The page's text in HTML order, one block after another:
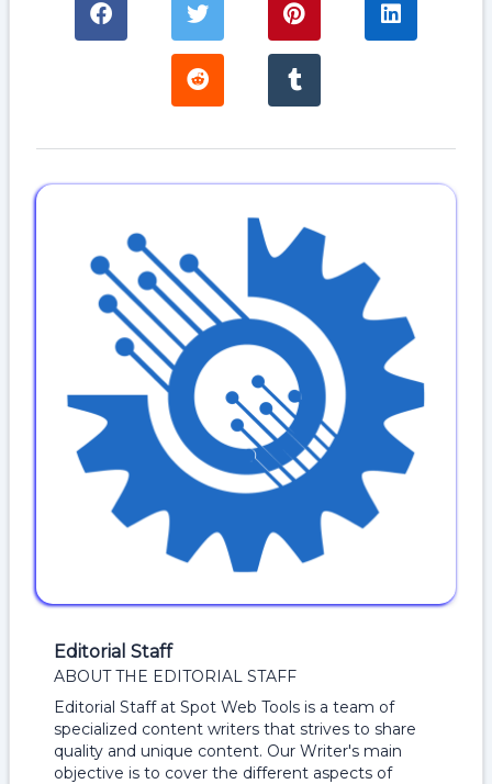
Editorial Staff
ABOUT THE EDITORIAL STAFF
Editorial Staff at Spot Web Tools is a team of
specialized content writers that strives to share
quality and unique content. Our Writer's main
objective is to cover the different aspects of